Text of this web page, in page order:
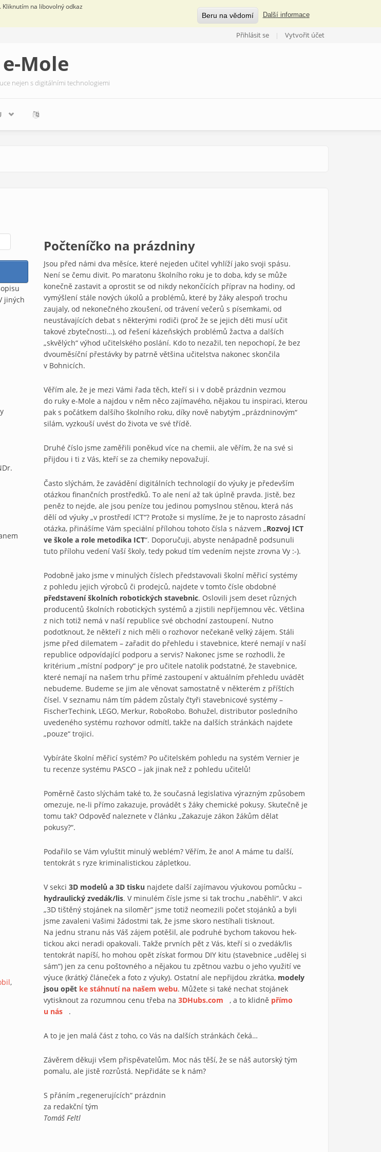
na libovolný odkaz
Beru na vědomí Další informace
Přihlásit se Vytvořit účet
e-Mole
nejen s digitálními technologiemi
jiných
Počteníčko na prázdniny
Jsou před námi dva měsíce, které nejeden uči­tel vyhlíží jako svoji spásu.
Není se čemu divit. Po maratonu školního roku je to doba, kdy se může
konečně zastavit a oprostit se od nikdy ne­končících příprav na hodiny, od
vymýšlení stále nových úkolů a problémů, které by žáky alespoň trochu
zaujaly, od nekonečného zkoušení, od trá­vení večerů s písemkami, od
neustávajících debat s některými rodiči (proč že se jejich děti musí učit
takové zbytečnosti…), od řešení kázeňských pro­blémů žactva a dalších
„skvělých“ výhod učitel­ského poslání. Kdo to nezažil, ten nepochopí, že bez
dvouměsíční přestávky by patrně většina uči­telstva nakonec skončila
v Bohnicích.
Věřím ale, že je mezi Vámi řada těch, kteří si i v době prázdnin vezmou
do ruky e-Mole a na­jdou v něm něco zajímavého, nějakou tu inspira­ci, kterou
pak s počátkem dalšího školního roku, díky nově nabytým „prázdninovým“
silám, vy­zkouší uvést do života ve své třídě.
Druhé číslo jsme zaměřili poněkud více na che­mii, ale věřím, že na své si
přijdou i ti z Vás, kteří se za chemiky nepovažují.
Často slýchám, že zavádění digitálních technolo­gií do výuky je především
otázkou finančních pro­středků. To ale není až tak úplně pravda. Jistě, bez
peněz to nejde, ale jsou peníze tou jedinou pomy­slnou stěnou, která nás
dělí od výuky „v prostředí ICT“? Protože si myslíme, že je to naprosto zásad­ní
otázka, přinášíme Vám speciální přílohou to­hoto čísla s názvem „Rozvoj ICT
ve škole a role metodika ICT“. Doporučuji, abyste nenápadně podsunuli
tuto přílohu vedení Vaší školy, tedy po­kud tím vedením nejste zrovna Vy :-).
Podobně jako jsme v minulých číslech předsta­vovali školní měřicí systémy
z pohledu jejich vý­robců či prodejců, najdete v tomto čísle obdobné
představení školních robotických stavebnic. Oslovili jsem deset různých
producentů školních robotických systémů a zjistili nepříjemnou věc. Většina
z nich totiž nemá v naší republice své ob­chodní zastoupení. Nutno
podotknout, že někteří z nich měli o rozhovor nečekaně velký zájem. Stáli
jsme před dilematem – zařadit do přehledu i sta­vebnice, které nemají v naší
republice odpovídající podporu a servis? Nakonec jsme se rozhodli, že
kritérium „místní podpory“ je pro učitele natolik podstatné, že stavebnice,
které nemají na našem trhu přímé zastoupení v aktuálním přehledu uvá­dět
nebudeme. Budeme se jim ale věnovat sa­mostatně v některém z příštích
čísel. V seznamu nám tím pádem zůstaly čtyři stavebnicové sys­témy –
FischerTechink, LEGO, Merkur, RoboRobo. Bohužel, distributor posledního
uvedeného sys­tému rozhovor odmítl, takže na dalších stránkách najdete
„pouze“ trojici.
Vybíráte školní měřicí systém? Po učitelském pohledu na systém Vernier je
tu recenze systé­mu PASCO – jak jinak než z pohledu učitelů!
Poměrně často slýchám také to, že současná le­gislativa výrazným způsobem
omezuje, ne-li přímo zakazuje, provádět s žáky chemické pokusy. Sku­tečně je
tomu tak? Odpověď naleznete v článku „Zakazuje zákon žákům dělat
pokusy?“.
Podařilo se Vám vyluštit minulý weblém? Vě­řím, že ano! A máme tu další,
tentokrát s ryze kriminalistickou zápletkou.
V sekci 3D modelů a 3D tisku najdete dal­ší zajímavou výukovou pomůcku –
hydraulický zvedák/lis. V minulém čísle jsme si tak trochu „naběhli“. V akci
„3D tištěný stojánek na silo­měr“ jsme totiž neomezili počet stojánků a byli
jsme zavaleni Vašimi žádostmi tak, že jsme skoro nestíhali tisknout.
Na jednu stranu nás Váš zá­jem potěšil, ale podruhé bychom takovou hek­
tickou akci neradi opakovali. Takže prvních pět z Vás, kteří si o zvedák/lis
tentokrát napíší, ho mohou opět získat formou DIY kitu (stavebnice „udělej si
sám“) jen za cenu poštovného a ně­jakou tu zpětnou vazbu o jeho využití ve
výuce (krátký článeček a foto z výuky). Ostatní ale ne­přijdou zkrátka, modely
jsou opět ke stáhnutí na našem webu. Můžete si také nechat stojánek
vytisknout za rozumnou cenu třeba na 3DHubs.com (link is external)
, a to klidně přímo
u nás (link is external)
.
A to je jen malá část z toho, co Vás na dalších stránkách čeká…
Závěrem děkuji všem přispěvatelům. Moc nás těší, že se náš autorský tým
pomalu, ale jistě rozrůstá. Nepřidáte se k nám?
S přáním „regenerujících“ prázdnin
za redakční tým
Tomáš Feltl